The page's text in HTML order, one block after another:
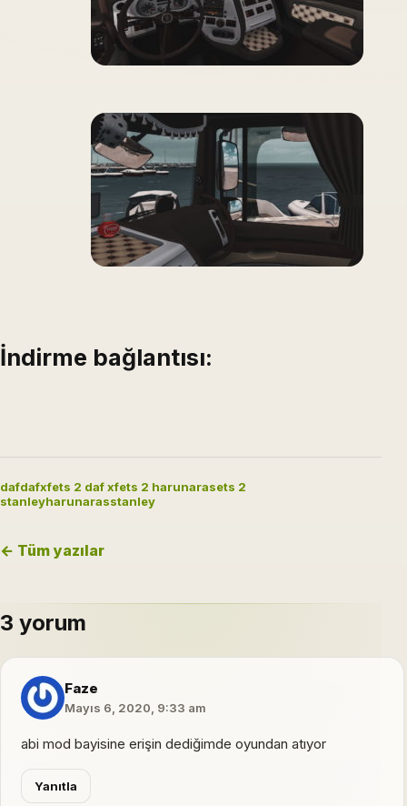
İndirme bağlantısı:
dafdafxfets 2 daf xfets 2 harunarasets 2
stanleyharunarasstanley
← Tüm yazılar
3 yorum
Faze
Mayıs 6, 2020, 9:33 am
abi mod bayisine erişin dediğimde oyundan atıyor
Yanıtla